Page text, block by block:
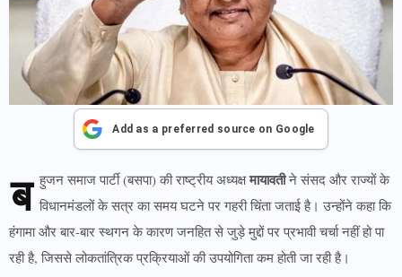
Add as a preferred source on Google
ब हुजन समाज पार्टी (बसपा) की राष्ट्रीय अध्यक्षमायावतीने संसद और राज्यों के
विधानमंडलों के सत्र का समय घटने पर गहरी चिंता जताई है। उन्होंने कहा कि
हंगामा और बार-बार स्थगन के कारण जनहित से जुड़े मुद्दों पर प्रभावी चर्चा नहीं हो पा
रही है, जिससे लोकतांत्रिक प्रक्रियाओं की उपयोगिता कम होती जा रही है।